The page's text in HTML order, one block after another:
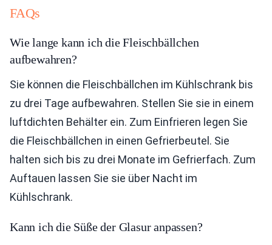
FAQs
Wie lange kann ich die Fleischbällchen
aufbewahren?
Sie können die Fleischbällchen im Kühlschrank bis
zu drei Tage aufbewahren. Stellen Sie sie in einem
luftdichten Behälter ein. Zum Einfrieren legen Sie
die Fleischbällchen in einen Gefrierbeutel. Sie
halten sich bis zu drei Monate im Gefrierfach. Zum
Auftauen lassen Sie sie über Nacht im
Kühlschrank.
Kann ich die Süße der Glasur anpassen?